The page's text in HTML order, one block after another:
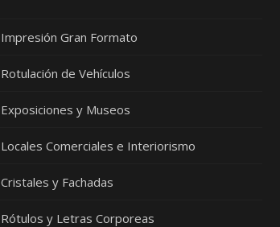
Impresión Gran Formato
Rotulación de Vehículos
Exposiciones y Museos
Locales Comerciales e Interiorismo
Cristales y Fachadas
Rótulos y Letras Corporeas